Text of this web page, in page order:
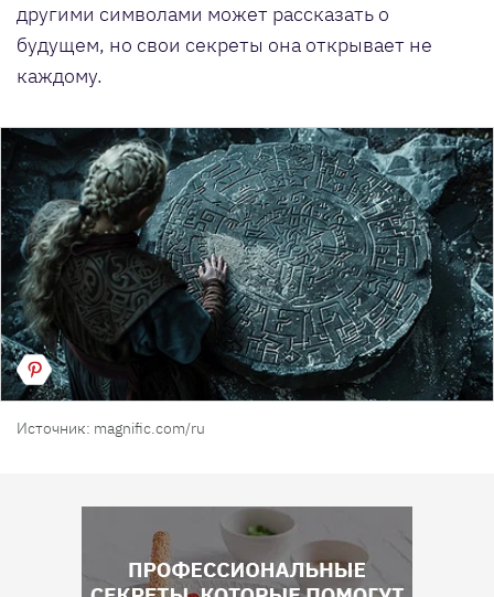
другими символами может рассказать о
будущем, но свои секреты она открывает не
каждому.
Источник: magnific.com/ru